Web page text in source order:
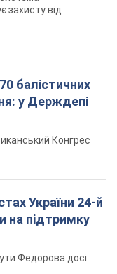
захисту від
балістичних
у Держдепі
Конгрес
України 24-й
на підтримку
Федорова досі